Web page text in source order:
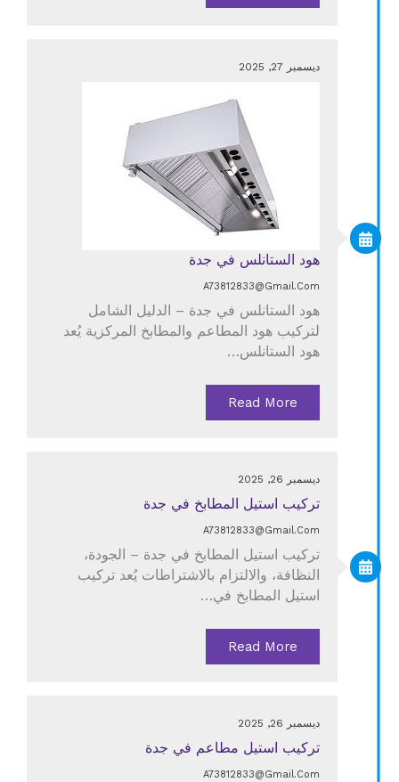
ديسمبر 27, 2025
هود الستانلس في جدة
A73812833@gmail.com
هود الستانلس في جدة – الدليل الشامل
لتركيب هود المطاعم والمطابخ المركزية يُعد
هود الستانلس…
Read More
ديسمبر 26, 2025
تركيب استيل المطابخ في جدة
A73812833@gmail.com
تركيب استيل المطابخ في جدة – الجودة،
النظافة، والالتزام بالاشتراطات يُعد تركيب
استيل المطابخ في…
Read More
ديسمبر 26, 2025
تركيب استيل مطاعم في جدة
A73812833@gmail.com